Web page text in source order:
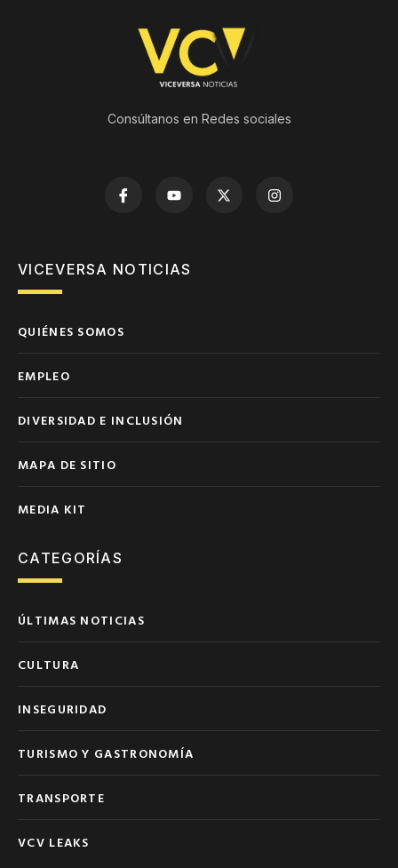
Consúltanos en Redes sociales
VICEVERSA NOTICIAS
QUIÉNES SOMOS
EMPLEO
DIVERSIDAD E INCLUSIÓN
MAPA DE SITIO
MEDIA KIT
CATEGORÍAS
ÚLTIMAS NOTICIAS
CULTURA
INSEGURIDAD
TURISMO Y GASTRONOMÍA
TRANSPORTE
VCV LEAKS